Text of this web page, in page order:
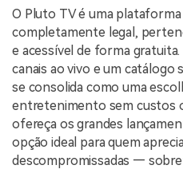
O Pluto TV é uma
completamente legal,
e acessível de forma
canais ao vivo e um
se consolida como uma
entretenimento sem custos
ofereça os grandes
opção ideal para quem
descompromissadas —